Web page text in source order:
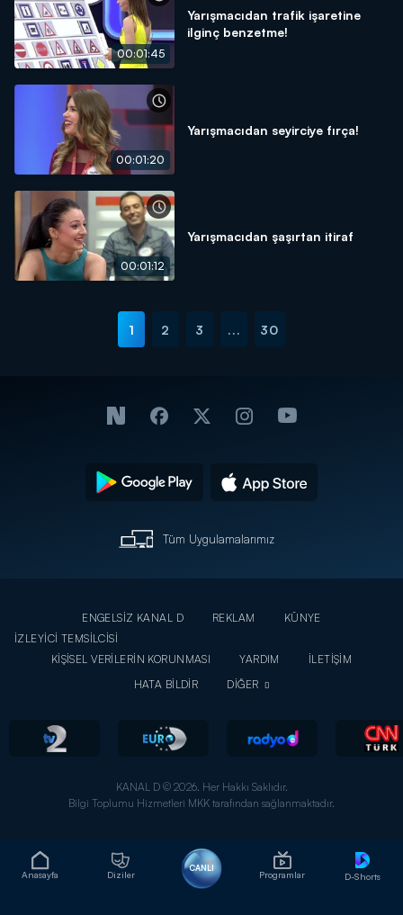
Anasayfa Diziler
CANLI
Programlar D-Shorts
00:01:45
Yarışmacıdan trafik işaretine
ilginç benzetme!
00:01:20
Yarışmacıdan seyirciye fırça!
00:01:12
Yarışmacıdan şaşırtan itiraf
1 2 3 ... 30
Tüm Uygulamalarımız
ENGELSİZ KANAL D REKLAM
KÜNYE
İZLEYİCİ TEMSİLCİSİ
KİŞİSEL VERİLERİN KORUNMASI
YARDIM
İLETİŞİM
HATA BİLDİR
DİĞER
KANAL D © 2026. Her Hakkı Saklıdır.
Bilgi Toplumu Hizmetleri MKK tarafından sağlanmaktadır.